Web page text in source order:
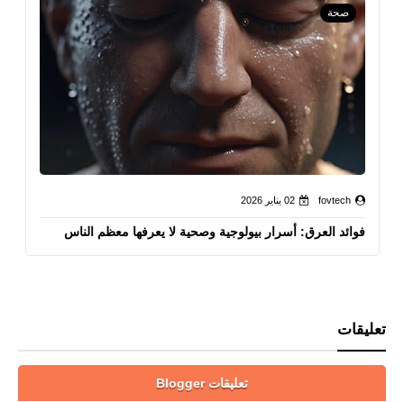
صحة
fovtech 02 يناير 2026
فوائد العرق: أسرار بيولوجية وصحية لا يعرفها معظم الناس
تعليقات
تعليقات Blogger